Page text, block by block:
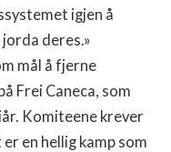
igjen å
deres.»
mål å fjerne
Frei Caneca, som
Komiteene krever
en hellig kamp som